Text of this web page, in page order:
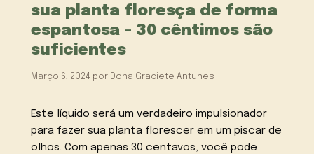
sua planta floresça de forma
espantosa – 30 cêntimos são
suficientes
Março 6, 2024 por Dona Graciete Antunes
Este líquido será um verdadeiro impulsionador
para fazer sua planta florescer em um piscar de
olhos. Com apenas 30 centavos, você pode